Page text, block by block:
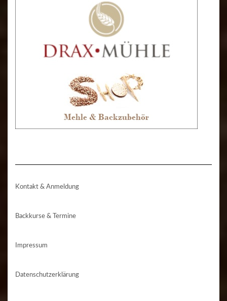
Kontakt & Anmeldung
Backkurse & Termine
Impressum
Datenschutzerklärung